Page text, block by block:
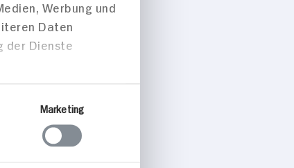
Werbung und
Daten
der Dienste
Marketing